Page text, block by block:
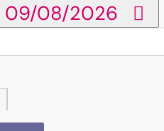
09/08/2026